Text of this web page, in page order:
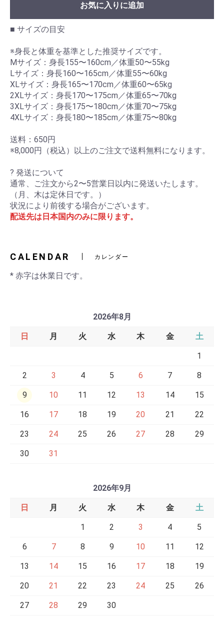
お気に入りに追加
■ サイズの目安
※身長と体重を基準とした推奨サイズです。
Mサイズ：身長155〜160cm／体重50〜55kg
Lサイズ：身長160〜165cm／体重55〜60kg
XLサイズ：身長165〜170cm／体重60〜65kg
2XLサイズ：身長170〜175cm／体重65〜70kg
3XLサイズ：身長175〜180cm／体重70〜75kg
4XLサイズ：身長180〜185cm／体重75〜80kg
送料：650円
※8,000円（税込）以上のご注文で送料無料になります。
? 発送について
通常、ご注文から2〜5営業日以内に発送いたします。
（月、木は定休日です。）
状況により前後する場合がございます。
配送先は日本国内のみに限ります。
CALENDAR カレンダー
* 赤字は休業日です。
2026年8月
日 月 火 水 木 金 土
1
2 3 4 5 6 7 8
9 10 11 12 13 14 15
16 17 18 19 20 21 22
23 24 25 26 27 28 29
30 31
2026年9月
日 月 火 水 木 金 土
1 2 3 4 5
6 7 8 9 10 11 12
13 14 15 16 17 18 19
20 21 22 23 24 25 26
27 28 29 30